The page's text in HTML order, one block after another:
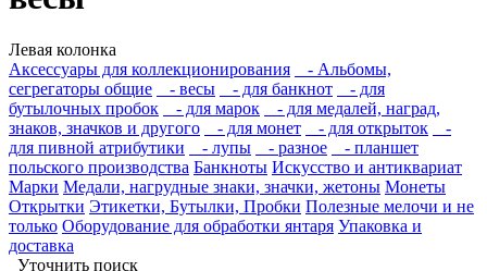
Левая колонка
Аксессуары для коллекционирования
- Альбомы,
сегрегаторы общие
- весы - для банкнот
- для
бутылочных пробок
- для марок
- для медалей, наград,
знаков, значков и другого
- для монет - для открыток
-
для пивной атрибутики
- лупы - разное
- планшет
польского производства Банкноты Искусство и антиквариат
Марки Медали, нагрудные знаки, значки, жетоны Монеты
Открытки Этикетки, Бутылки, Пробки Полезные мелочи и не
только Оборудование для обработки янтаря Упаковка и
доставка
Уточнить поиск